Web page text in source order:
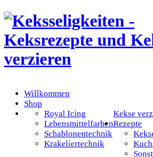
Willkommen
Shop
Kekse
Royal Icing
Lebensmittelfarben
Schablonentechnik
Krakeliertechnik
Rezepte